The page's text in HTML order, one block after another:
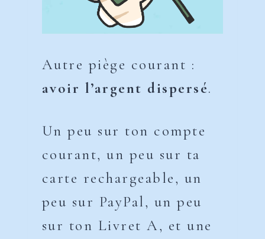
Autre piège courant :
avoir l’argent dispersé.
Un peu sur ton compte
courant, un peu sur ta
carte rechargeable, un
peu sur PayPal, un peu
sur ton Livret A, et une